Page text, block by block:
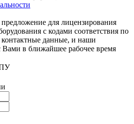
для лицензирования
с кодами соответствия по
данные, и наши
Вами в ближайшее рабочее время